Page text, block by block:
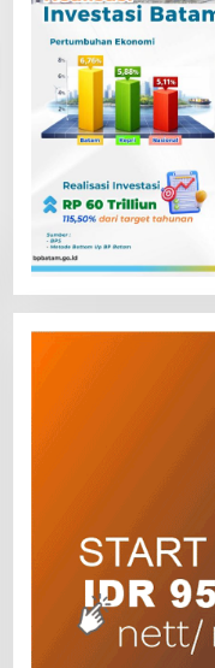
Kasus Begal Ojol Batam
Terungkap, Tim
Polda Kepri Bekuk